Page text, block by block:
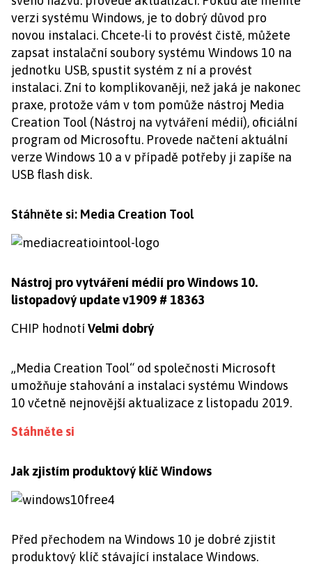
verzi systému Windows, je to dobrý důvod pro
novou instalaci. Chcete-li to provést čistě, můžete
zapsat instalační soubory systému Windows 10 na
jednotku USB, spustit systém z ní a provést
instalaci. Zní to komplikovaněji, než jaká je nakonec
praxe, protože vám v tom pomůže nástroj Media
Creation Tool (Nástroj na vytváření médií), oficiální
program od Microsoftu. Provede načtení aktuální
verze Windows 10 a v případě potřeby ji zapíše na
USB flash disk.
Stáhněte si: Media Creation Tool
Nástroj pro vytváření médií pro Windows 10.
listopadový update v1909 # 18363
CHIP hodnotíVelmi dobrý
„Media Creation Tool“ od společnosti Microsoft
umožňuje stahování a instalaci systému Windows
10 včetně nejnovější aktualizace z listopadu 2019.
Stáhněte si
Jak zjistím produktový klíč Windows
Před přechodem na Windows 10 je dobré zjistit
produktový klíč stávající instalace Windows.